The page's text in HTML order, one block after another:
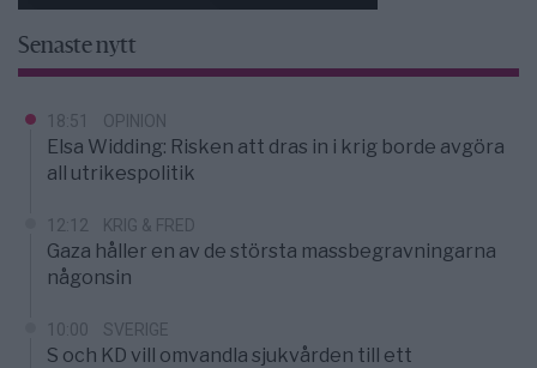
Senaste nytt
18:51 OPINION
Elsa Widding: Risken att dras in i krig borde avgöra
all utrikespolitik
12:12 KRIG & FRED
Gaza håller en av de största massbegravningarna
någonsin
10:00 SVERIGE
S och KD vill omvandla sjukvården till ett